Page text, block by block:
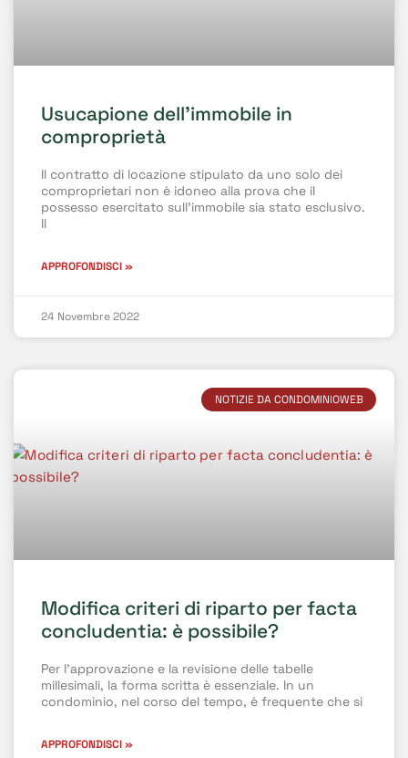
Usucapione dell’immobile in
comproprietà
Il contratto di locazione stipulato da uno solo dei
comproprietari non è idoneo alla prova che il
possesso esercitato sull’immobile sia stato esclusivo.
Il
APPROFONDISCI »
24 Novembre 2022
NOTIZIE DA CONDOMINIOWEB
Modifica criteri di riparto per facta
concludentia: è possibile?
Per l’approvazione e la revisione delle tabelle
millesimali, la forma scritta è essenziale. In un
condominio, nel corso del tempo, è frequente che si
APPROFONDISCI »